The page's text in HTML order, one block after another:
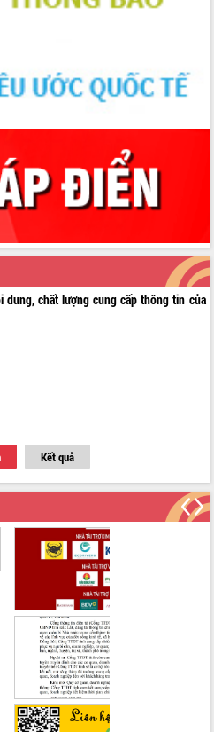
dung, chất lượng cung cấp thông tin của
Kết quả